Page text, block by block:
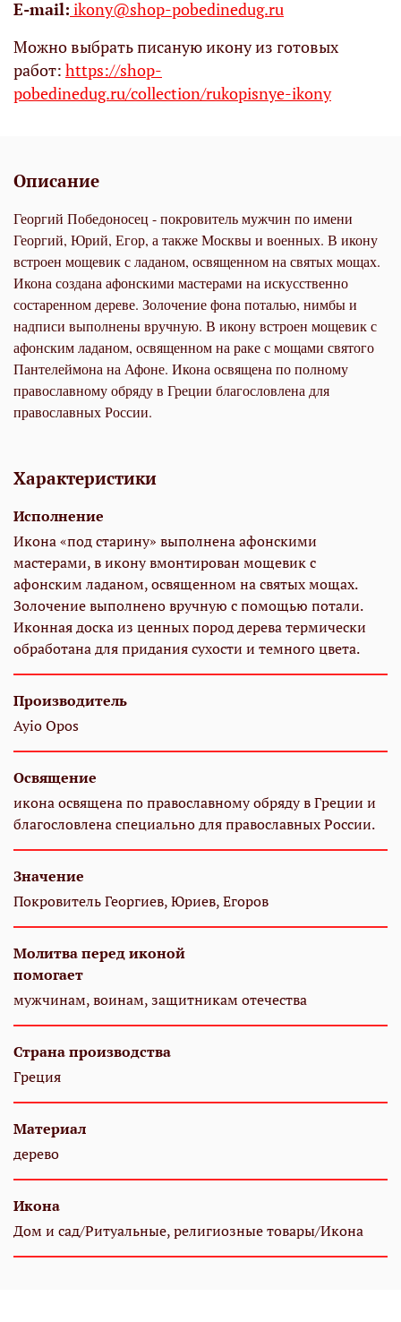
Е-mail: ikony@shop-pobedinedug.ru
Можно выбрать писаную икону из готовых
работ: https://shop-
pobedinedug.ru/collection/rukopisnye-ikony
Описание
Георгий Победоносец - покровитель мужчин по имени
Георгий, Юрий, Егор, а также Москвы и военных. В икону
встроен мощевик с ладаном, освященном на святых мощах.
Икона создана афонскими мастерами на искусственно
состаренном дереве. Золочение фона поталью, нимбы и
надписи выполнены вручную. В икону встроен мощевик с
афонским ладаном, освященном на раке с мощами святого
Пантелеймона на Афоне. Икона освящена по полному
православному обряду в Греции благословлена для
православных России.
Характеристики
Исполнение
Икона «под старину» выполнена афонскими
мастерами, в икону вмонтирован мощевик с
афонским ладаном, освященном на святых мощах.
Золочение выполнено вручную с помощью потали.
Иконная доска из ценных пород дерева термически
обработана для придания сухости и темного цвета.
Производитель
Ayio Opos
Освящение
икона освящена по православному обряду в Греции и
благословлена специально для православных России.
Значение
Покровитель Георгиев, Юриев, Егоров
Молитва перед иконой
помогает
мужчинам, воинам, защитникам отечества
Страна производства
Греция
Материал
дерево
Икона
Дом и сад/Ритуальные, религиозные товары/Икона